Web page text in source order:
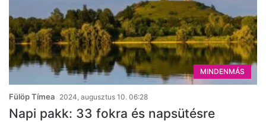
MINDENMÁS
Fülöp Tímea 2024, augusztus 10. 06:28
Napi pakk: 33 fokra és napsütésre